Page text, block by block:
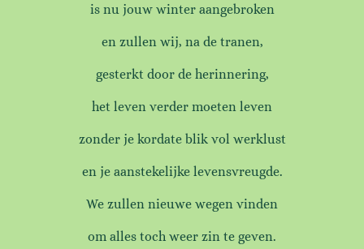
is nu jouw winter aangebroken
en zullen wij, na de tranen,
gesterkt door de herinnering,
het leven verder moeten leven
zonder je kordate blik vol werklust
en je aanstekelijke levensvreugde.
We zullen nieuwe wegen vinden
om alles toch weer zin te geven.